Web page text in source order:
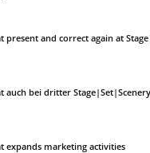
present and correct again at
auch bei dritter
expands marketing activities